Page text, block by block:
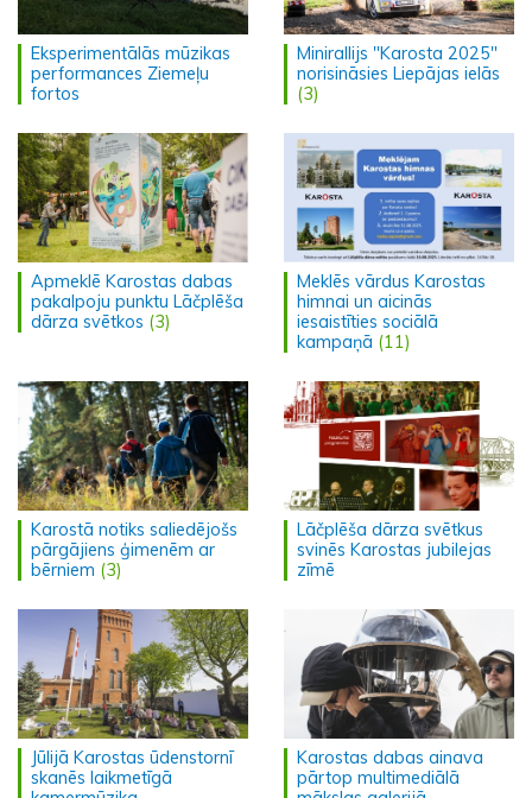
Eksperimentālās mūzikas
performances Ziemeļu
fortos
Minirallijs "Karosta 2025"
norisināsies Liepājas ielās
(3)
Apmeklē Karostas dabas
pakalpoju punktu Lāčplēša
dārza svētkos (3)
Meklēs vārdus Karostas
himnai un aicinās
iesaistīties sociālā
kampaņā (11)
Karostā notiks saliedējošs
pārgājiens ģimenēm ar
bērniem (3)
Lāčplēša dārza svētkus
svinēs Karostas jubilejas
zīmē
Jūlijā Karostas ūdenstornī
skanēs laikmetīgā
Karostas dabas ainava
pārtop multimediālā